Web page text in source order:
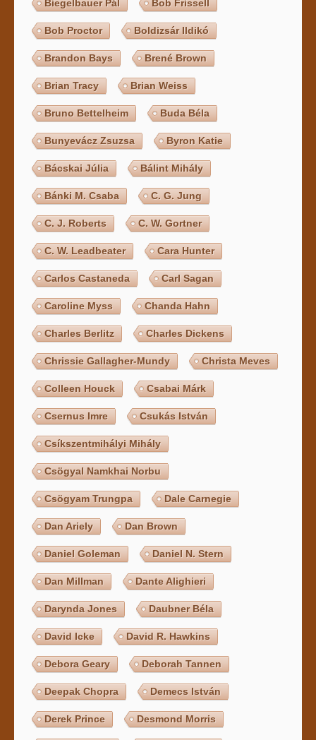
Biegelbauer Pál Bob Frissell
Bob Proctor Boldizsár Ildikó
Brandon Bays Brené Brown
Brian Tracy Brian Weiss
Bruno Bettelheim Buda Béla
Bunyevácz Zsuzsa Byron Katie
Bácskai Júlia Bálint Mihály
Bánki M. Csaba C. G. Jung
C. J. Roberts C. W. Gortner
C. W. Leadbeater Cara Hunter
Carlos Castaneda Carl Sagan
Caroline Myss Chanda Hahn
Charles Berlitz Charles Dickens
Chrissie Gallagher-Mundy Christa Meves
Colleen Houck Csabai Márk
Csernus Imre Csukás István
Csíkszentmihályi Mihály
Csögyal Namkhai Norbu
Csögyam Trungpa Dale Carnegie
Dan Ariely Dan Brown
Daniel Goleman Daniel N. Stern
Dan Millman Dante Alighieri
Darynda Jones Daubner Béla
David Icke David R. Hawkins
Debora Geary Deborah Tannen
Deepak Chopra Demecs István
Derek Prince Desmond Morris